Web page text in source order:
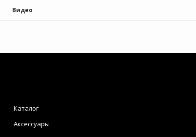
Видео
Каталог
Аксессуары